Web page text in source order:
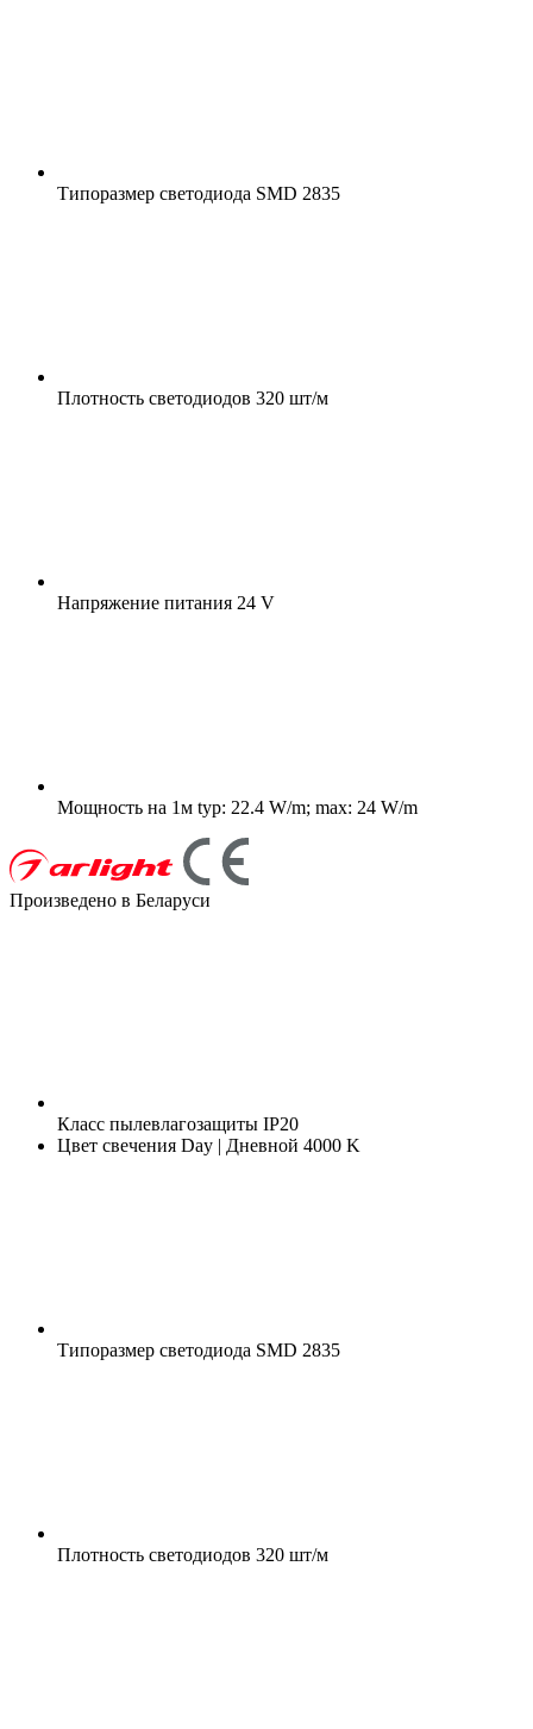
Типоразмер светодиода SMD 2835
Плотность светодиодов 320 шт/м
Напряжение питания 24 V
Мощность на 1м typ: 22.4 W/m; max: 24 W/m
Произведено в Беларуси
Класс пылевлагозащиты IP20
Цвет свечения Day | Дневной 4000 K
Типоразмер светодиода SMD 2835
Плотность светодиодов 320 шт/м